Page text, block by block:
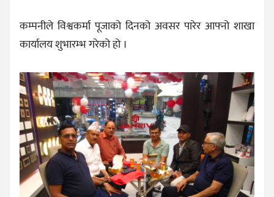
कम्पनीले विश्वकर्मा पूजाको दिनको अवसर पारेर आफ्नो शाखा
कार्यालय शुभारम्भ गरेको हो ।